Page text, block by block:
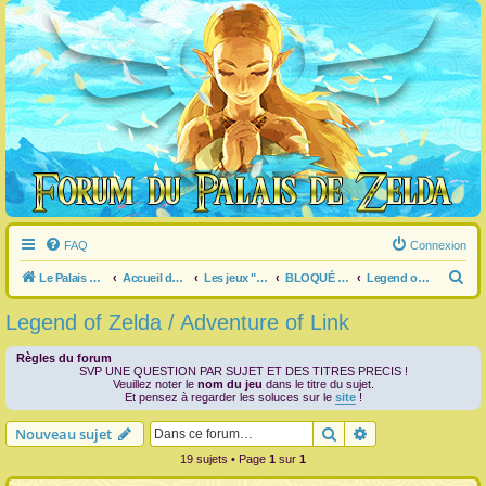
FAQ Connexion
Le Palais de Zelda Accueil du forum Les jeux "Legend of Zelda" BLOQUÉ dans un jeu ? Legend of Zelda / Adventure of Link
e
Legend of Zelda / Adventure of Link
Règles du forum
SVP UNE QUESTION PAR SUJET ET DES TITRES PRECIS !
Veuillez noter le nom du jeu dans le titre du sujet.
Et pensez à regarder les soluces sur le site!
Nouveau sujet Rechercher
19 sujets • Page 1 sur 1